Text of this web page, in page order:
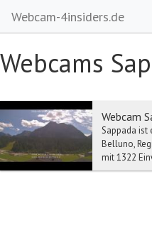
Webcam-4insiders.de
Webcams
Webcam
Sappada ist
Belluno,
mit 1322